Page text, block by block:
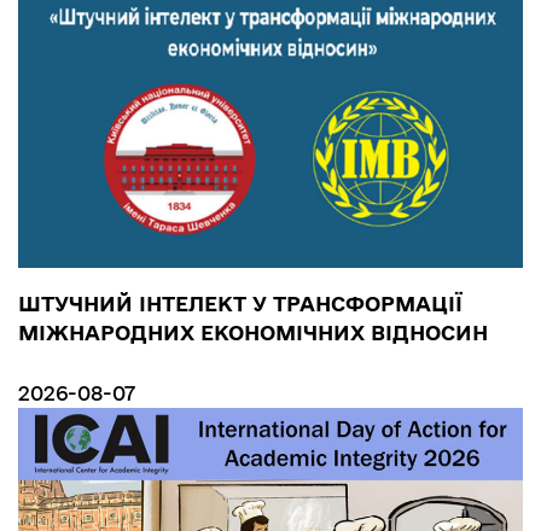
ШТУЧНИЙ ІНТЕЛЕКТ У ТРАНСФОРМАЦІЇ
МІЖНАРОДНИХ ЕКОНОМІЧНИХ ВІДНОСИН
2026-08-07